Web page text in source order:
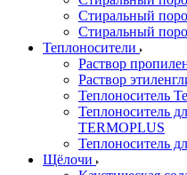
Стиральный
Стиральный
Теплоносители
Раствор
Раствор
Теплоноситель
Теплоноситель
TERMOPLUS
Теплоноситель
Щёлочи